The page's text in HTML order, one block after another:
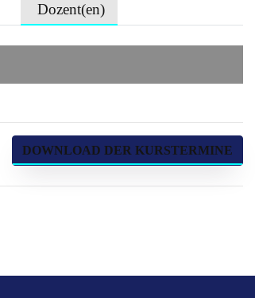
Dozent(en)
DOWNLOAD DER KURSTERMINE